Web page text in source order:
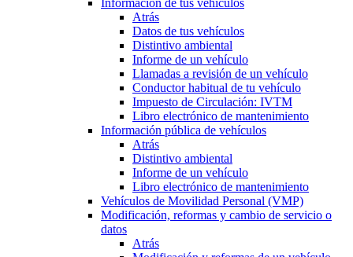
Información de tus vehículos
Atrás
Datos de tus vehículos
Distintivo ambiental
Informe de un vehículo
Llamadas a revisión de un vehículo
Conductor habitual de tu vehículo
Impuesto de Circulación: IVTM
Libro electrónico de mantenimiento
Información pública de vehículos
Atrás
Distintivo ambiental
Informe de un vehículo
Libro electrónico de mantenimiento
Vehículos de Movilidad Personal (VMP)
Modificación, reformas y cambio de servicio o
datos
Atrás